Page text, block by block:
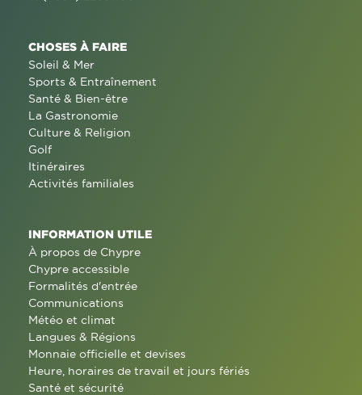
CHOSES À FAIRE
Soleil & Mer
Sports & Entraînement
Santé & Bien-être
La Gastronomie
Culture & Religion
Golf
Itinéraires
Activités familiales
INFORMATION UTILE
À propos de Chypre
Chypre accessible
Formalités d'entrée
Communications
Météo et climat
Langues & Régions
Monnaie officielle et devises
Heure, horaires de travail et jours fériés
Santé et sécurité